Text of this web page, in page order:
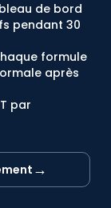
de bord
pendant 30
formule
après
par
→